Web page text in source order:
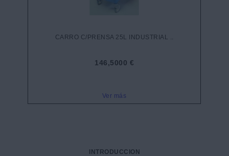
CARRO C/PRENSA 25L INDUSTRIAL ..
146,5000 €
Ver más
INTRODUCCION